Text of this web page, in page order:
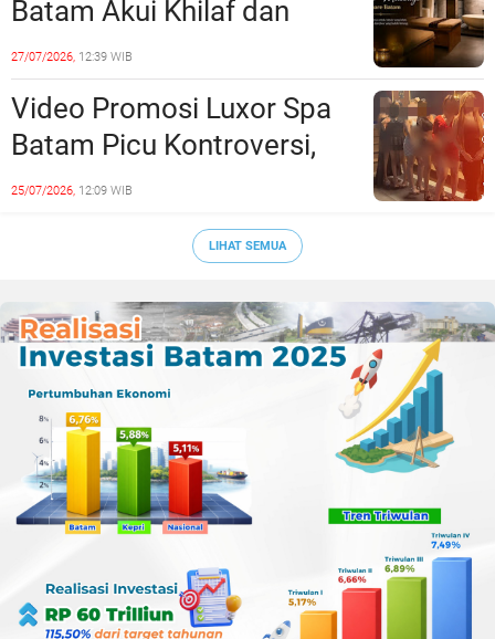
Batam Akui Khilaf dan
Minta Maaf, Konten
Langsung Di-Takedown
27/07/2026, 12:39 WIB
Video Promosi Luxor Spa
Batam Picu Kontroversi,
Dinilai Bermuatan Sensual
25/07/2026, 12:09 WIB
LIHAT SEMUA